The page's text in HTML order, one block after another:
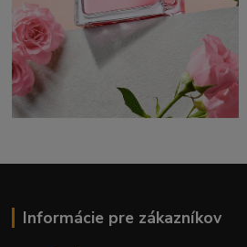
Informácie pre zákazníkov